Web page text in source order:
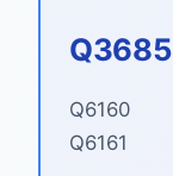
Q3685
Q6160
Q6161